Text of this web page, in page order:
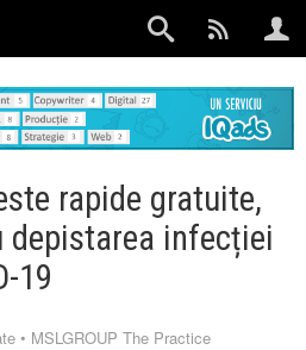
rapide gratuite,
depistarea infecției
19
• MSLGROUP The Practice